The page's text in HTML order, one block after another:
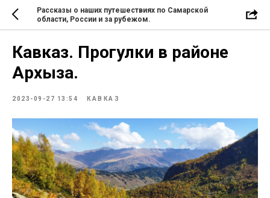
Рассказы о наших путешествиях по Самарской
области, России и за рубежом.
Кавказ. Прогулки в районе
Архыза.
2023-09-27 13:54 КАВКАЗ